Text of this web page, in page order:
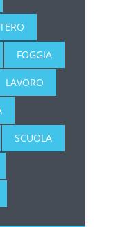
FOGGIA
LAVORO
SCUOLA